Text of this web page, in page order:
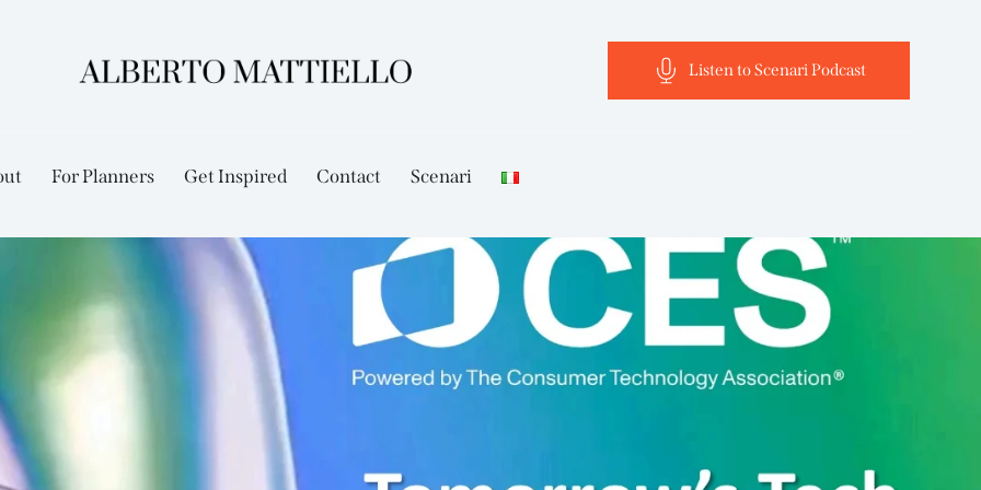
Listen to Scenari Podcast
For Planners Get Inspired Contact Scenari